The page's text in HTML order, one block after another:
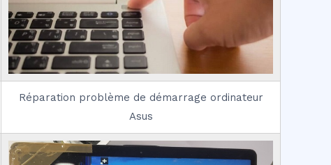
Réparation problème de démarrage ordinateur
Asus